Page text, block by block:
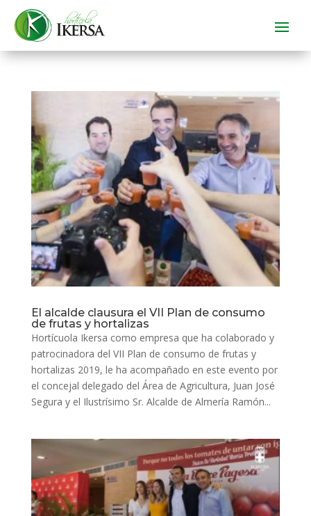
El alcalde clausura el VII Plan de consumo
de frutas y hortalizas
Hortícuola Ikersa como empresa que ha colaborado y
patrocinadora del VII Plan de consumo de frutas y
hortalizas 2019, le ha acompañado en este evento por
el concejal delegado del Área de Agricultura, Juan José
Segura y el Ilustrísimo Sr. Alcalde de Almería Ramón...